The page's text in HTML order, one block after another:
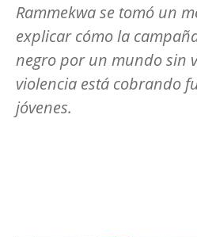
Rammekwa se tomó un
explicar cómo la
negro por un mundo sin
violencia está cobrando
jóvenes.